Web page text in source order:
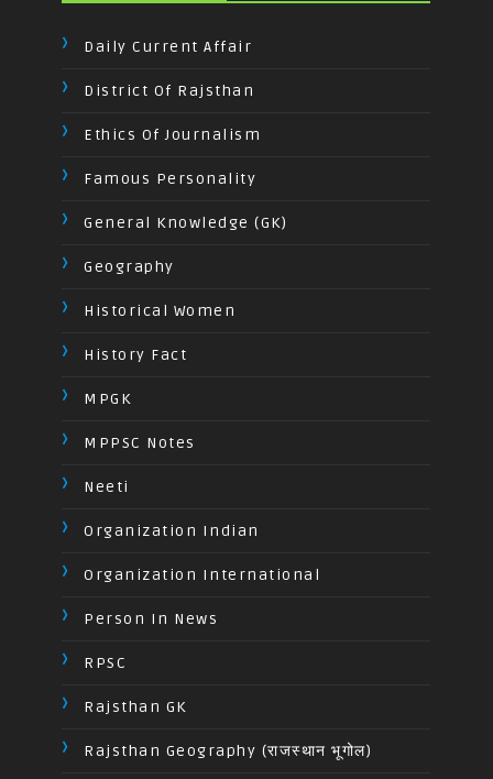
Daily Current Affair
District Of Rajsthan
Ethics Of Journalism
Famous Personality
General Knowledge (GK)
Geography
Historical Women
History Fact
MPGK
MPPSC Notes
Neeti
Organization Indian
Organization International
Person In News
RPSC
Rajsthan GK
Rajsthan Geography (राजस्थान भूगोल)